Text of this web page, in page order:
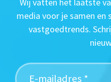
Wij vatten het laatste
media voor je samen en
vastgoedtrends.